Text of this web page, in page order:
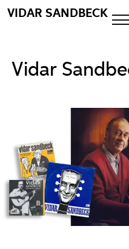
VIDAR SANDBECK
Vidar